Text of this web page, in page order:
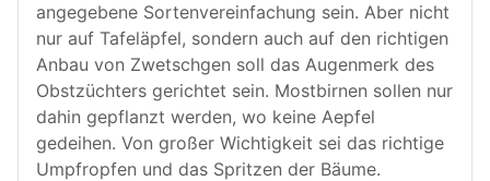
angegebene Sortenvereinfachung sein. Aber nicht
nur auf Tafeläpfel, sondern auch auf den richtigen
Anbau von Zwetschgen soll das Augenmerk des
Obstzüchters gerichtet sein. Mostbirnen sollen nur
dahin gepflanzt werden, wo keine Aepfel
gedeihen. Von großer Wichtigkeit sei das richtige
Umpfropfen und das Spritzen der Bäume.